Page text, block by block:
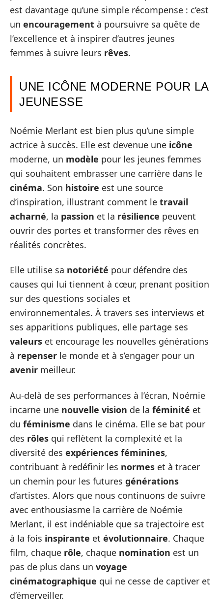
est davantage qu’une simple récompense : c’est
un encouragement à poursuivre sa quête de
l’excellence et à inspirer d’autres jeunes
femmes à suivre leurs rêves.
UNE ICÔNE MODERNE POUR LA
JEUNESSE
Noémie Merlant est bien plus qu’une simple
actrice à succès. Elle est devenue une icône
moderne, un modèle pour les jeunes femmes
qui souhaitent embrasser une carrière dans le
cinéma. Son histoire est une source
d’inspiration, illustrant comment le travail
acharné, la passion et la résilience peuvent
ouvrir des portes et transformer des rêves en
réalités concrètes.
Elle utilise sa notoriété pour défendre des
causes qui lui tiennent à cœur, prenant position
sur des questions sociales et
environnementales. À travers ses interviews et
ses apparitions publiques, elle partage ses
valeurs et encourage les nouvelles générations
à repenser le monde et à s’engager pour un
avenir meilleur.
Au-delà de ses performances à l’écran, Noémie
incarne une nouvelle vision de la féminité et
du féminisme dans le cinéma. Elle se bat pour
des rôles qui reflètent la complexité et la
diversité des expériences féminines,
contribuant à redéfinir les normes et à tracer
un chemin pour les futures générations
d’artistes. Alors que nous continuons de suivre
avec enthousiasme la carrière de Noémie
Merlant, il est indéniable que sa trajectoire est
à la fois inspirante et évolutionnaire. Chaque
film, chaque rôle, chaque nomination est un
pas de plus dans un voyage
cinématographique qui ne cesse de captiver et
d’émerveiller.